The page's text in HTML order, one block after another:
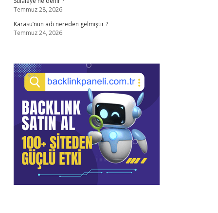
Temmuz 28, 2026
Karasu’nun adı nereden gelmiştir ?
Temmuz 24, 2026